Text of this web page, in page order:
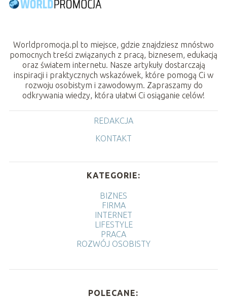
Worldpromocja.pl to miejsce, gdzie znajdziesz mnóstwo
pomocnych treści związanych z pracą, biznesem, edukacją
oraz światem internetu. Nasze artykuły dostarczają
inspiracji i praktycznych wskazówek, które pomogą Ci w
rozwoju osobistym i zawodowym. Zapraszamy do
odkrywania wiedzy, która ułatwi Ci osiąganie celów!
REDAKCJA
KONTAKT
KATEGORIE:
BIZNES
FIRMA
INTERNET
LIFESTYLE
PRACA
ROZWÓJ OSOBISTY
POLECANE: